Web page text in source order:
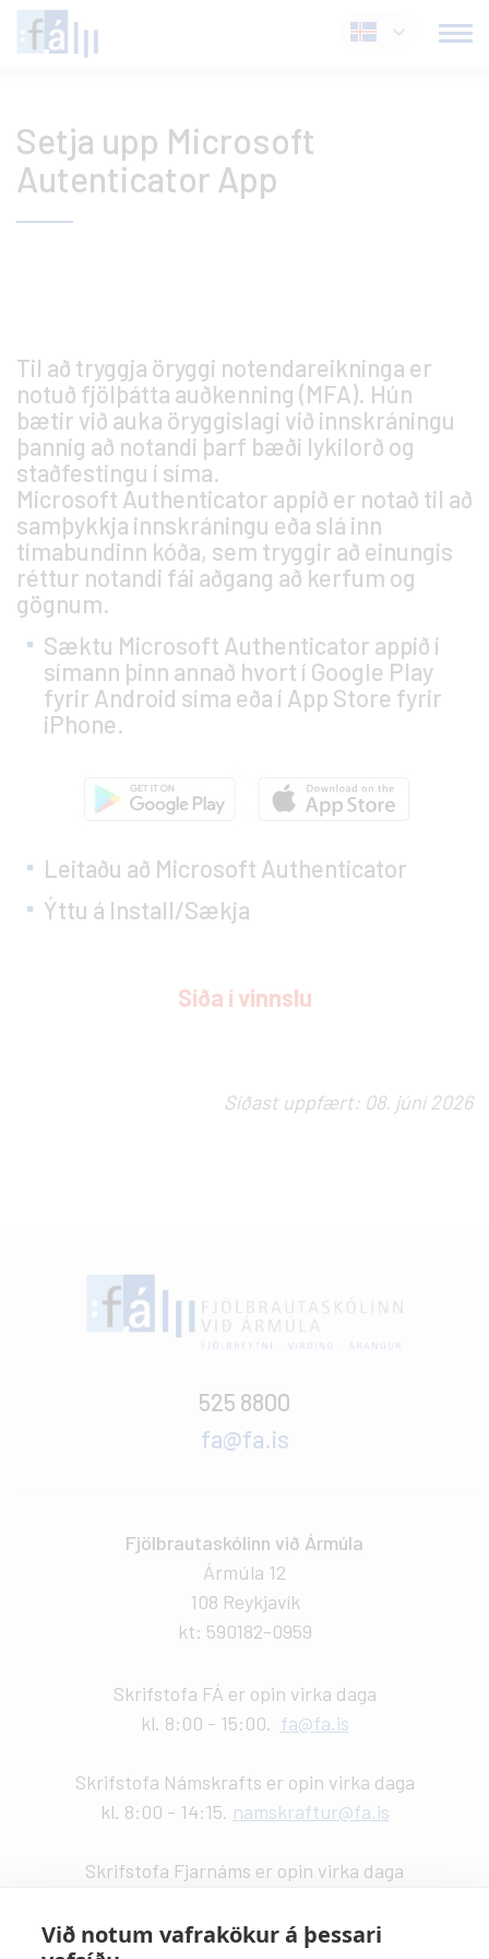
Við notum vafrakökur á þessari
Fara
í
Íslenska
Setja upp Microsoft
Autenticator App
Til að tryggja öryggi notendareikninga er
notuð fjölþátta auðkenning (MFA). Hún
bætir við auka öryggislagi við innskráningu
þannig að notandi þarf bæði lykilorð og
staðfestingu í síma.
Microsoft Authenticator appið er notað til að
samþykkja innskráningu eða slá inn
tímabundinn kóða, sem tryggir að einungis
réttur notandi fái aðgang að kerfum og
gögnum.
Sæktu Microsoft Authenticator appið í
símann þinn annað hvort í Google Play
fyrir Android síma eða í App Store fyrir
iPhone.
Leitaðu að Microsoft Authenticator
Ýttu á Install/Sækja
Síða í vinnslu
Síðast uppfært: 08. júní 2026
525 8800
fa@fa.is
Fjölbrautaskólinn við Ármúla
Ármúla 12
108 Reykjavík
kt: 590182-0959
Skrifstofa FÁ er opin virka daga
kl. 8:00 - 15:00. fa@fa.is
Skrifstofa Námskrafts er opin virka daga
kl. 8:00 - 14:15. namskraftur@fa.is
Skrifstofa Fjarnáms er opin virka daga